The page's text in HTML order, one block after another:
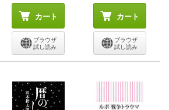
カート
ブラウザ
試し読み
カート
ブラウザ
試し読み